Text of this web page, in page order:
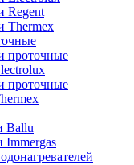
Regent
Thermex
проточные
проточные
Ballu
Immergas